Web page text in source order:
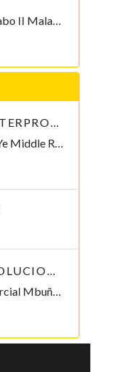
Autovia Malabo II Malabo, Bioko Norte , Guinea Ecuatorial
PH-08 WATERPROOF PEN-TYPE SOIL PH METER
NO.60 Xing Ye Middle Road Fuan Fujian China , 355019,
VERTEX SOLUCIONES S.L.
Centro comercial Mbuña Bocamba, primera planta. Bata, Litoral , Guinea Ecuatorial